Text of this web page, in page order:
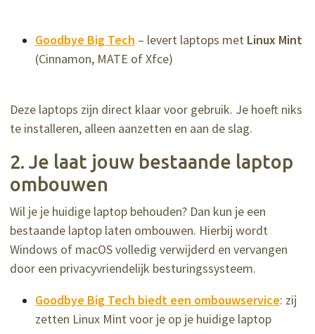
Goodbye Big Tech – levert laptops met Linux Mint
(Cinnamon, MATE of Xfce)
Deze laptops zijn direct klaar voor gebruik. Je hoeft niks
te installeren, alleen aanzetten en aan de slag.
2. Je laat jouw bestaande laptop
ombouwen
Wil je je huidige laptop behouden? Dan kun je een
bestaande laptop laten ombouwen. Hierbij wordt
Windows of macOS volledig verwijderd en vervangen
door een privacyvriendelijk besturingssysteem.
Goodbye Big Tech biedt een ombouwservice: zij
zetten Linux Mint voor je op je huidige laptop